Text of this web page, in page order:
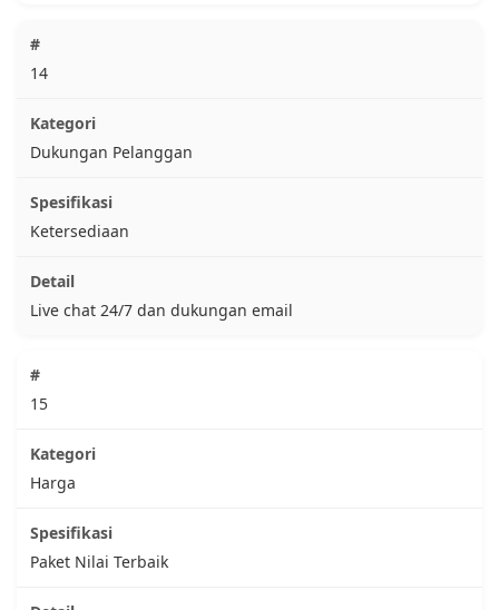
14
Dukungan Pelanggan
Ketersediaan
Live chat 24/7 dan dukungan email
15
Harga
Paket Nilai Terbaik